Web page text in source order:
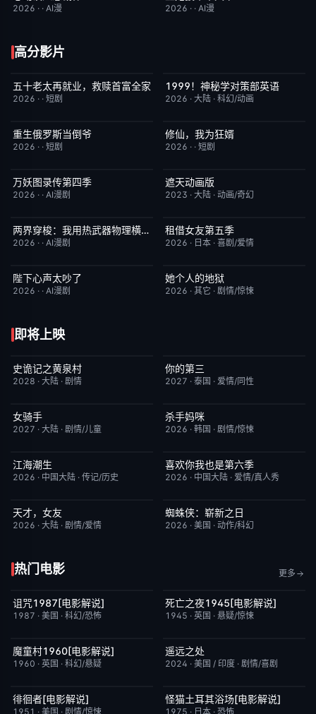
2026 · · AI漫 2026 · · AI漫
高分影片
完结 10.0
五十老太再就业，救赎首富全家
2026 · · 短剧
更新至第3集 10.0
1999！神秘学对策部英语
2026 · 大陆 · 科幻/动画
完结
重生俄罗斯当倒爷
2026 · · 短剧
完结
修仙，我为狂婿
2026 · · 短剧
完结
万妖图录传第四季
2026 · · AI漫剧
更新至第174集
遮天动画版
2023 · 大陆 · 动画/奇幻
完结 10.0两界穿梭：我用热武器物理横推修真界
2026 · · AI漫剧
已完结
租借女友第五季
2026 · 日本 · 喜剧/爱情
完结
陛下心声太吵了
2026 · · AI漫剧
HD中字
她个人的地狱
2026 · 其它 · 剧情/惊悚
即将上映
6月23日更新
史诡记之黄泉村
2028 · 大陆 · 剧情
更新至第02集
你的第三
2027 · 泰国 · 爱情/同性
7月15日更新
女骑手
2027 · 大陆 · 剧情/儿童
更新至第04集
杀手妈咪
2026 · 韩国 · 剧情/惊悚
更新至第28集
江海潮生
2026 · 中国大陆 · 传记/历史
昨日更新
喜欢你我也是第六季
2026 · 中国大陆 · 爱情/真人秀
更新至第20集
天才，女友
2026 · 大陆 · 剧情/爱情
TC中字
蜘蛛侠：崭新之日
2026 · 美国 · 动作/科幻
热门电影 更多
已完结
诅咒1987[电影解说]
1987 · 美国 · 科幻/恐怖
已完结
死亡之夜1945[电影解说]
1945 · 英国 · 悬疑/惊悚
已完结
魔童村1960[电影解说]
1960 · 英国 · 科幻/悬疑
本周更新
遥远之处
2024 · 美国 / 印度 · 剧情/喜剧
已完结
徘徊者[电影解说]
1951 · 美国 · 剧情/惊悚
已完结
怪猫土耳其浴场[电影解说]
1975 · 日本 · 恐怖